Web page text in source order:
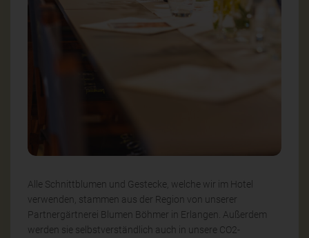
Alle Schnittblumen und Gestecke, welche wir im Hotel
verwenden, stammen aus der Region von unserer
Partnergärtnerei Blumen Böhmer in Erlangen. Außerdem
werden sie selbstverständlich auch in unsere CO2-